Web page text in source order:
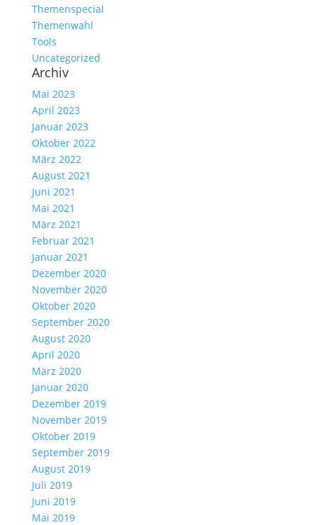
Themenspecial
Themenwahl
Tools
Uncategorized
Archiv
Mai 2023
April 2023
Januar 2023
Oktober 2022
März 2022
August 2021
Juni 2021
Mai 2021
März 2021
Februar 2021
Januar 2021
Dezember 2020
November 2020
Oktober 2020
September 2020
August 2020
April 2020
März 2020
Januar 2020
Dezember 2019
November 2019
Oktober 2019
September 2019
August 2019
Juli 2019
Juni 2019
Mai 2019